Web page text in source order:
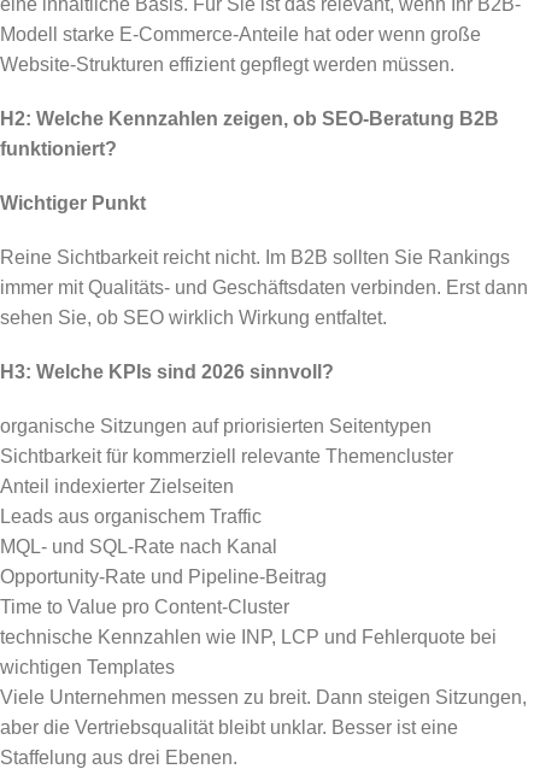
eine inhaltliche Basis. Für Sie ist das relevant, wenn Ihr B2B-
Modell starke E-Commerce-Anteile hat oder wenn große
Website-Strukturen effizient gepflegt werden müssen.
H2: Welche Kennzahlen zeigen, ob SEO-Beratung B2B
funktioniert?
Wichtiger Punkt
Reine Sichtbarkeit reicht nicht. Im B2B sollten Sie Rankings
immer mit Qualitäts- und Geschäftsdaten verbinden. Erst dann
sehen Sie, ob SEO wirklich Wirkung entfaltet.
H3: Welche KPIs sind 2026 sinnvoll?
organische Sitzungen auf priorisierten Seitentypen
Sichtbarkeit für kommerziell relevante Themencluster
Anteil indexierter Zielseiten
Leads aus organischem Traffic
MQL- und SQL-Rate nach Kanal
Opportunity-Rate und Pipeline-Beitrag
Time to Value pro Content-Cluster
technische Kennzahlen wie INP, LCP und Fehlerquote bei
wichtigen Templates
Viele Unternehmen messen zu breit. Dann steigen Sitzungen,
aber die Vertriebsqualität bleibt unklar. Besser ist eine
Staffelung aus drei Ebenen.